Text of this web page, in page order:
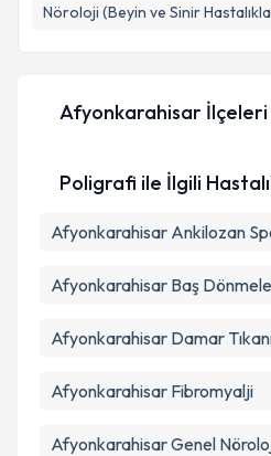
Nöroloji (Beyin ve Sinir
kapsamda işlenmesini
Afyonkarahisar İlçeleri
Poligrafi ile İlgili
Afyonkarahisar Ankilozan
Afyonkarahisar Baş
Afyonkarahisar Damar
Afyonkarahisar Fibromyalji
Afyonkarahisar Genel